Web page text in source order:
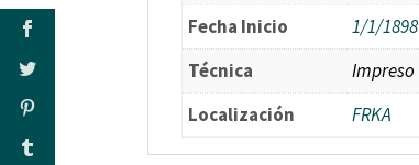
Fecha Inicio
1/1/1898
Técnica
Impreso
Localización
FRKA